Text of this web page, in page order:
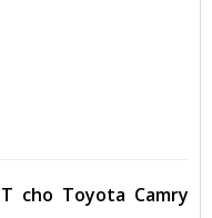
cho Toyota Camry